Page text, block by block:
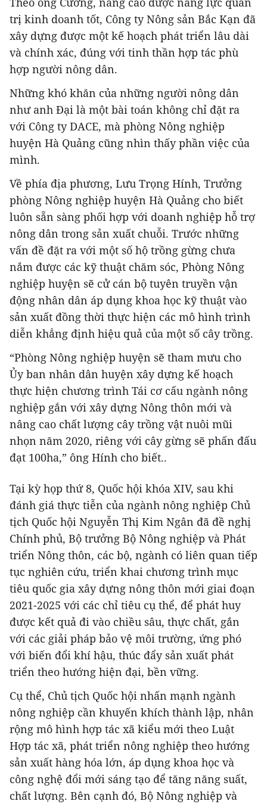
trị kinh doanh tốt, Công ty Nông sản Bắc Kạn đã
xây dựng được một kế hoạch phát triển lâu dài
và chính xác, đúng với tinh thần hợp tác phù
hợp người nông dân.
Những khó khăn của những người nông dân
như anh Đại là một bài toán không chỉ đặt ra
với Công ty DACE, mà phòng Nông nghiệp
huyện Hà Quảng cũng nhìn thấy phần việc của
mình.
Về phía địa phương, Lưu Trọng Hính, Trưởng
phòng Nông nghiệp huyện Hà Quảng cho biết
luôn sẵn sàng phối hợp với doanh nghiệp hỗ trợ
nông dân trong sản xuất chuỗi. Trước những
vấn đề đặt ra với một số hộ trồng gừng chưa
nắm được các kỹ thuật chăm sóc, Phòng Nông
nghiệp huyện sẽ cử cán bộ tuyên truyền vận
động nhân dân áp dụng khoa học kỹ thuật vào
sản xuất đồng thời thực hiện các mô hình trình
diễn khẳng định hiệu quả của một số cây trồng.
“Phòng Nông nghiệp huyện sẽ tham mưu cho
Ủy ban nhân dân huyện xây dựng kế hoạch
thực hiện chương trình Tái cơ cấu ngành nông
nghiệp gắn với xây dựng Nông thôn mới và
nâng cao chất lượng cây trồng vật nuôi mũi
nhọn năm 2020, riêng với cây gừng sẽ phấn đấu
đạt 100ha,” ông Hính cho biết..
Tại kỳ họp thứ 8, Quốc hội khóa XIV, sau khi
đánh giá thực tiễn của ngành nông nghiệp Chủ
tịch Quốc hội Nguyễn Thị Kim Ngân đã đề nghị
Chính phủ, Bộ trưởng Bộ Nông nghiệp và Phát
triển Nông thôn, các bộ, ngành có liên quan tiếp
tục nghiên cứu, triển khai chương trình mục
tiêu quốc gia xây dựng nông thôn mới giai đoạn
2021-2025 với các chỉ tiêu cụ thể, để phát huy
được kết quả đi vào chiều sâu, thực chất, gắn
với các giải pháp bảo vệ môi trường, ứng phó
với biến đổi khí hậu, thúc đẩy sản xuất phát
triển theo hướng hiện đại, bền vững.
Cụ thể, Chủ tịch Quốc hội nhấn mạnh ngành
nông nghiệp cần khuyến khích thành lập, nhân
rộng mô hình hợp tác xã kiểu mới theo Luật
Hợp tác xã, phát triển nông nghiệp theo hướng
sản xuất hàng hóa lớn, áp dụng khoa học và
công nghệ đổi mới sáng tạo để tăng năng suất,
chất lượng. Bên cạnh đó, Bộ Nông nghiệp và